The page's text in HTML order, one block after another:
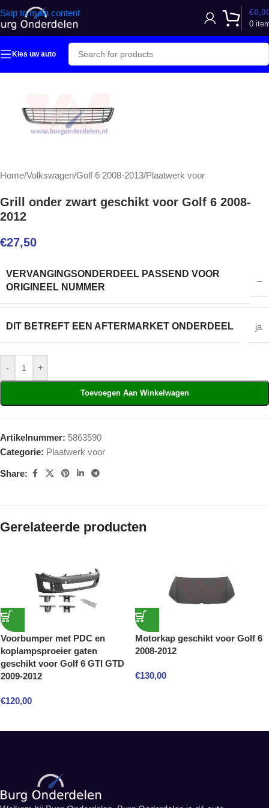
Skip to main content
0
€
Kies uw auto
Home/Volkswagen/Golf 6 2008-2013/Plaatwerk voor
Grill onder zwart geschikt voor Golf 6 2008-
2012
€27,50
VERVANGINGSONDERDEEL PASSEND VOOR
ORIGINEEL NUMMER
–
DIT BETREFT EEN AFTERMARKET ONDERDEEL ja
- +
Toevoegen Aan Winkelwagen
Artikelnummer: 5863590
Categorie: Plaatwerk voor
Share:
Gerelateerde producten
Voorbumper met PDC en
koplampsproeier gaten
geschikt voor Golf 6 GTI GTD
2009-2012
€120,00
Motorkap geschikt voor Golf 6
2008-2012
€130,00